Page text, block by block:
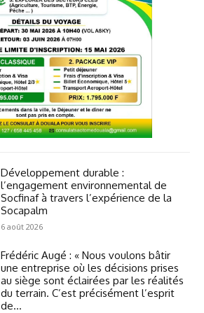
Développement durable :
l’engagement environnemental de
Socfinaf à travers l’expérience de la
Socapalm
6 août 2026
Frédéric Augé : « Nous voulons bâtir
une entreprise où les décisions prises
au siège sont éclairées par les réalités
du terrain. C’est précisément l’esprit
de...